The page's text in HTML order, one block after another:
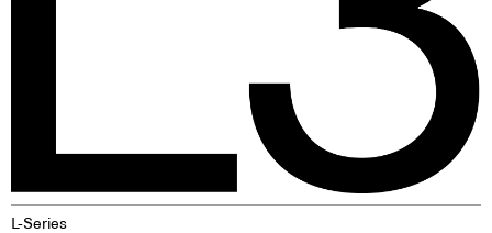
L-Series